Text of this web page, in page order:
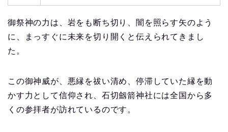
御祭神の力は、岩をも断ち切り、闇を照らす矢のよう
に、まっすぐに未来を切り開くと伝えられてきまし
た。
この御神威が、悪縁を祓い清め、停滞していた縁を動
かす力として信仰され、石切劔箭神社には全国から多
くの参拝者が訪れているのです。